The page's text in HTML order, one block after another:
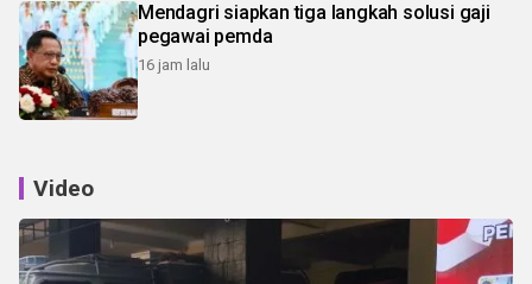
Mendagri siapkan tiga langkah solusi gaji
pegawai pemda
16 jam lalu
Video